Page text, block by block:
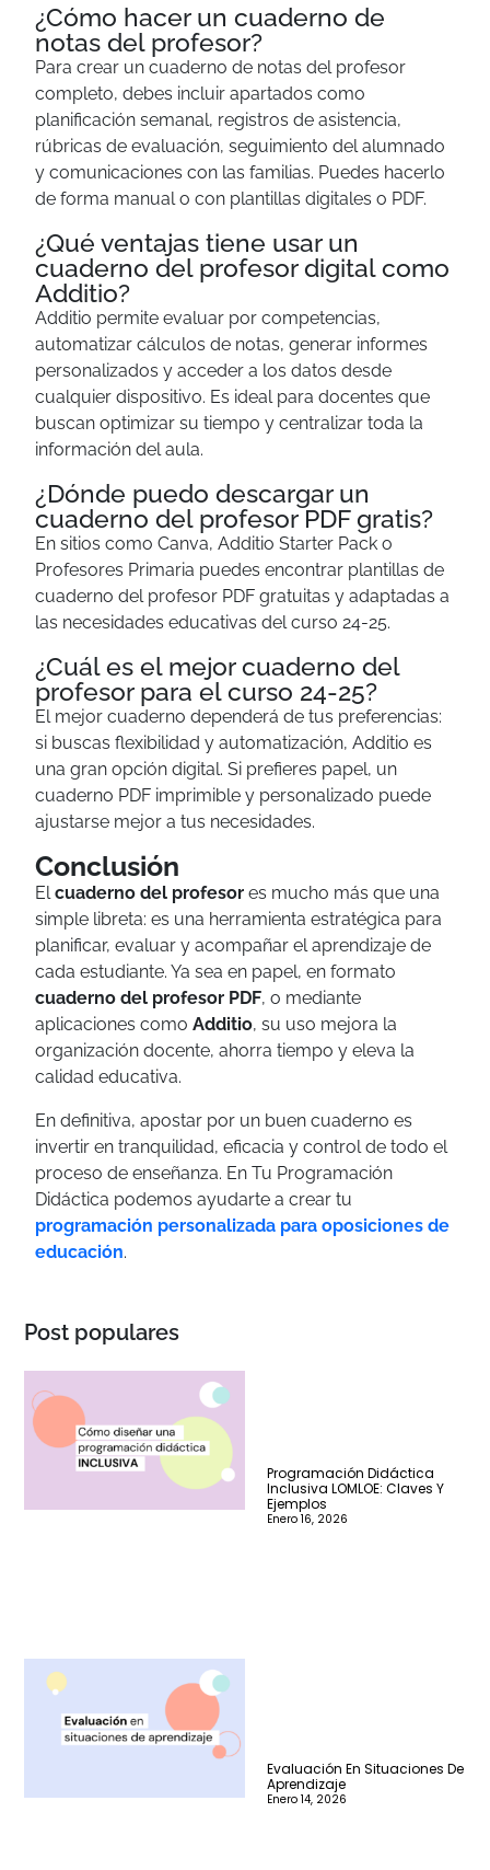
¿Cómo hacer un cuaderno de
notas del profesor?
Para crear un cuaderno de notas del profesor
completo, debes incluir apartados como
planificación semanal, registros de asistencia,
rúbricas de evaluación, seguimiento del alumnado
y comunicaciones con las familias. Puedes hacerlo
de forma manual o con plantillas digitales o PDF.
¿Qué ventajas tiene usar un
cuaderno del profesor digital como
Additio?
Additio permite evaluar por competencias,
automatizar cálculos de notas, generar informes
personalizados y acceder a los datos desde
cualquier dispositivo. Es ideal para docentes que
buscan optimizar su tiempo y centralizar toda la
información del aula.
¿Dónde puedo descargar un
cuaderno del profesor PDF gratis?
En sitios como Canva, Additio Starter Pack o
Profesores Primaria puedes encontrar plantillas de
cuaderno del profesor PDF gratuitas y adaptadas a
las necesidades educativas del curso 24-25.
¿Cuál es el mejor cuaderno del
profesor para el curso 24-25?
El mejor cuaderno dependerá de tus preferencias:
si buscas flexibilidad y automatización, Additio es
una gran opción digital. Si prefieres papel, un
cuaderno PDF imprimible y personalizado puede
ajustarse mejor a tus necesidades.
Conclusión
Elcuaderno del profesor es mucho más que una
simple libreta: es una herramienta estratégica para
planificar, evaluar y acompañar el aprendizaje de
cada estudiante. Ya sea en papel, en formato
cuaderno del profesor PDF, o mediante
aplicaciones como Additio, su uso mejora la
organización docente, ahorra tiempo y eleva la
calidad educativa.
En definitiva, apostar por un buen cuaderno es
invertir en tranquilidad, eficacia y control de todo el
proceso de enseñanza. En Tu Programación
Didáctica podemos ayudarte a crear tu
programación personalizada para oposiciones de
educación.
Post populares
Programación Didáctica
Inclusiva LOMLOE: Claves Y
Ejemplos
Enero 16, 2026
Evaluación En Situaciones De
Aprendizaje
Enero 14, 2026